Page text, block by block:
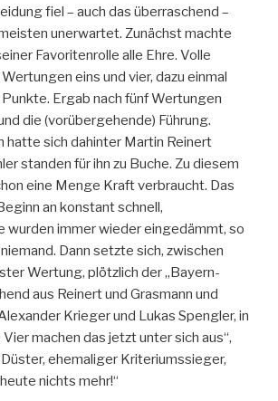
fiel – auch das überraschend –
unerwartet. Zunächst machte
Favoritenrolle alle Ehre. Volle
eins und vier, dazu einmal
Ergab nach fünf Wertungen
die (vorübergehende) Führung.
hatte sich dahinter Martin Reinert
standen für ihn zu Buche. Zu diesem
eine Menge Kraft verbraucht. Das
an konstant schnell,
wurden immer wieder eingedämmt, so
Dann setzte sich, zwischen
Wertung, plötzlich der „Bayern-
aus Reinert und Grasmann und
Krieger und Lukas Spengler, in
machen das jetzt unter sich aus“,
ehemaliger Kriteriumssieger,
nichts mehr!“